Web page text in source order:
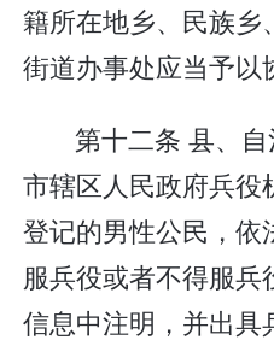
籍所在地乡、民族乡
街道办事处应当予以
第十二条 县、自
市辖区人民政府兵役
登记的男性公民，
服兵役或者不得服
信息中注明，并出具